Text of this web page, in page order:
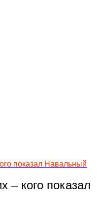
показал Навальный
– кого показал